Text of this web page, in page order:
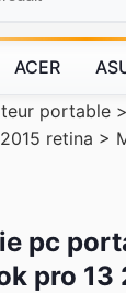
ACER
portable >
retina >
pc
pro 13